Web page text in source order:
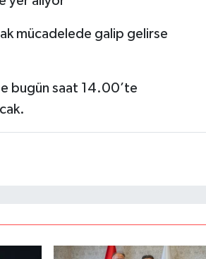
mücadelede galip gelirse
bugün saat 14.00’te